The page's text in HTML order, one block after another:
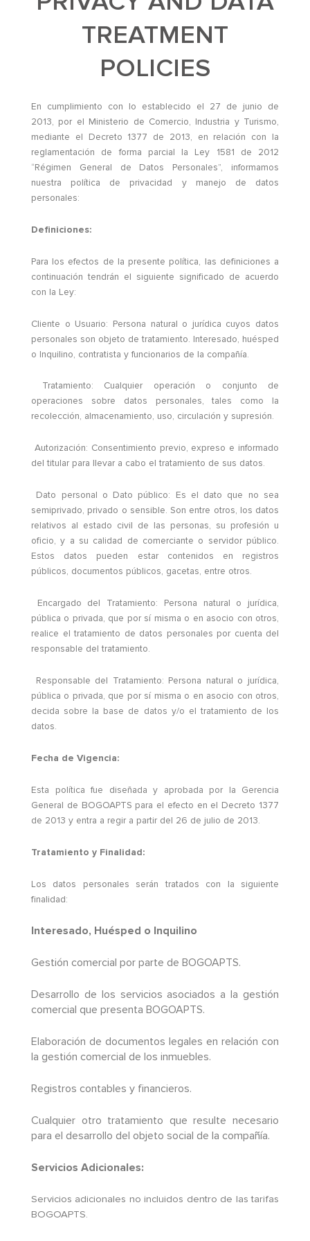
TREATMENT
POLICIES
En cumplimiento con lo establecido el 27 de junio de
2013, por el Ministerio de Comercio, Industria y Turismo,
mediante el Decreto 1377 de 2013, en relación con la
reglamentación de forma parcial la Ley 1581 de 2012
“Régimen General de Datos Personales”, informamos
nuestra política de privacidad y manejo de datos
personales:
Definiciones:
Para los efectos de la presente política, las definiciones a
continuación tendrán el siguiente significado de acuerdo
con la Ley:
Cliente o Usuario: Persona natural o jurídica cuyos datos
personales son objeto de tratamiento. Interesado, huésped
o Inquilino, contratista y funcionarios de la compañía.
Tratamiento: Cualquier operación o conjunto de
operaciones sobre datos personales, tales como la
recolección, almacenamiento, uso, circulación y supresión.
Autorización: Consentimiento previo, expreso e informado
del titular para llevar a cabo el tratamiento de sus datos.
Dato personal o Dato público: Es el dato que no sea
semiprivado, privado o sensible. Son entre otros, los datos
relativos al estado civil de las personas, su profesión u
oficio, y a su calidad de comerciante o servidor público.
Estos datos pueden estar contenidos en registros
públicos, documentos públicos, gacetas, entre otros.
Encargado del Tratamiento: Persona natural o jurídica,
pública o privada, que por sí misma o en asocio con otros,
realice el tratamiento de datos personales por cuenta del
responsable del tratamiento.
Responsable del Tratamiento: Persona natural o jurídica,
pública o privada, que por sí misma o en asocio con otros,
decida sobre la base de datos y/o el tratamiento de los
datos.
Fecha de Vigencia:
Esta política fue diseñada y aprobada por la Gerencia
General de BOGOAPTS para el efecto en el Decreto 1377
de 2013 y entra a regir a partir del 26 de julio de 2013.
Tratamiento y Finalidad:
Los datos personales serán tratados con la siguiente
finalidad:
Interesado, Huésped o Inquilino
Gestión comercial por parte de BOGOAPTS.
Desarrollo de los servicios asociados a la gestión
comercial que presenta BOGOAPTS.
Elaboración de documentos legales en relación con
la gestión comercial de los inmuebles.
Registros contables y financieros.
Cualquier otro tratamiento que resulte necesario
para el desarrollo del objeto social de la compañía.
Servicios Adicionales:
Servicios adicionales no incluidos dentro de las tarifas
BOGOAPTS.